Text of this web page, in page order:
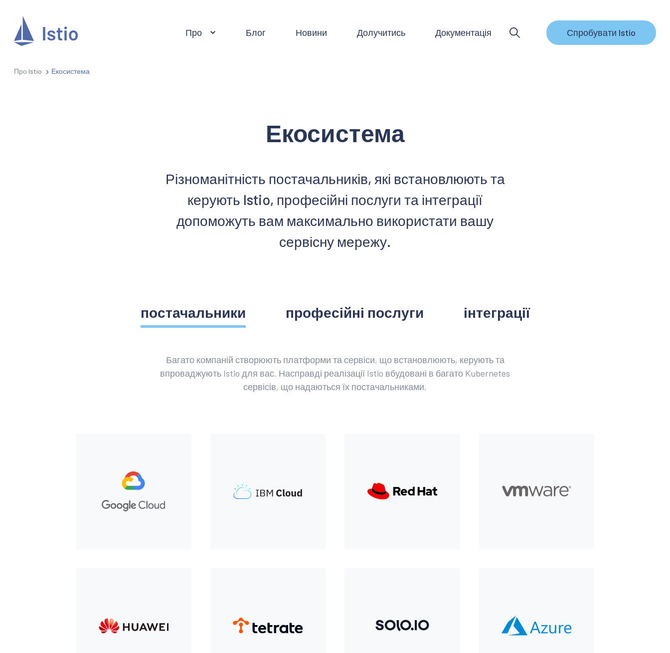
Про Блог Новини Долучитись Документація Спробувати Istio
Про Istio Екосистема
Екосистема
Різноманітність постачальників, які встановлюють та
керують Istio, професійні послуги та інтеграції
допоможуть вам максимально використати вашу
сервісну мережу.
постачальники професійні послуги інтеграції
Багато компаній створюють платформи та сервіси, що встановлюють, керують та
впроваджують Istio для вас. Насправді реалізації Istio вбудовані в багато Kubernetes
сервісів, що надаються їх постачальниками.